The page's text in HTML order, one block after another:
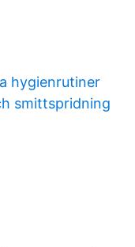
hygienrutiner
smittspridning